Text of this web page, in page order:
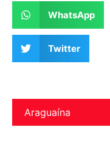
WhatsApp
Twitter
Araguaína